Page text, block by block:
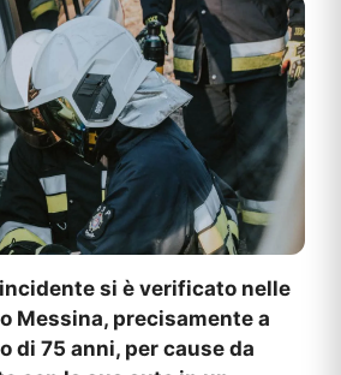
si è verificato nelle
Messina, precisamente a
di 75 anni, per cause da